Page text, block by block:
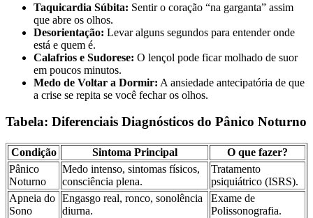
Taquicardia Súbita: Sentir o coração “na garganta” assim
que abre os olhos.
Desorientação: Levar alguns segundos para entender onde
está e quem é.
Calafrios e Sudorese: O lençol pode ficar molhado de suor
em poucos minutos.
Medo de Voltar a Dormir: A ansiedade antecipatória de que
a crise se repita se você fechar os olhos.
Tabela: Diferenciais Diagnósticos do Pânico Noturno
Condição Sintoma Principal
O que fazer?
Pânico
Noturno
Medo intenso, sintomas físicos,
consciência plena.
Tratamento
psiquiátrico (ISRS).
Apneia do
Sono
Engasgo real, ronco, sonolência
diurna.
Exame de
Polissonografia.